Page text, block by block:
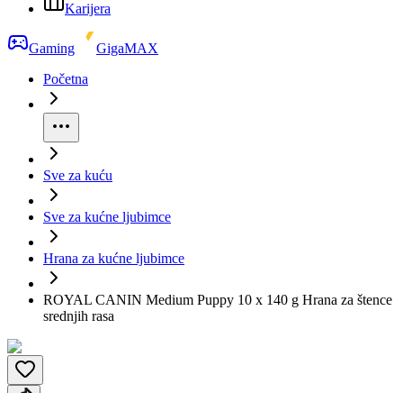
Karijera
Gaming
GigaMAX
Početna
Sve za kuću
Sve za kućne ljubimce
Hrana za kućne ljubimce
ROYAL CANIN Medium Puppy 10 x 140 g Hrana za štence
srednjih rasa